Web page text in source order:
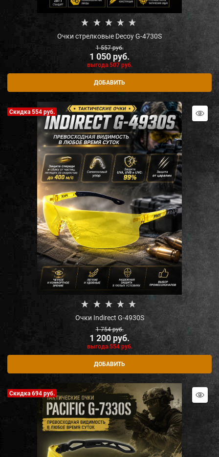
Очки стрелковые Decoy G-4730S
1 557 руб.
1 050 руб.
выгода 507 руб.
ДОБАВИТЬ
Скидка 554 руб.
Очки Indirect G-4930S
1 754 руб.
1 200 руб.
выгода 554 руб.
ДОБАВИТЬ
Скидка 694 руб.